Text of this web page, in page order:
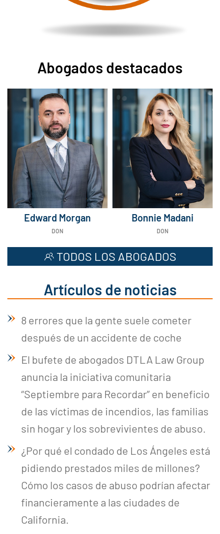
Abogados destacados
Edward Morgan
DON
Bonnie Madani
DON
TODOS LOS ABOGADOS
Artículos de noticias
8 errores que la gente suele cometer
después de un accidente de coche
El bufete de abogados DTLA Law Group
anuncia la iniciativa comunitaria
“Septiembre para Recordar” en beneficio
de las víctimas de incendios, las familias
sin hogar y los sobrevivientes de abuso.
¿Por qué el condado de Los Ángeles está
pidiendo prestados miles de millones?
Cómo los casos de abuso podrían afectar
financieramente a las ciudades de
California.